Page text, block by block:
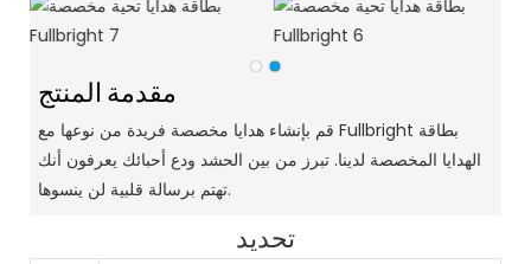
مقدمة المنتج
قم بإنشاء هدايا مخصصة فريدة من نوعها مع Fullbright بطاقة
الهدايا المخصصة لدينا. تبرز من بين الحشد ودع أحبائك يعرفون أنك
تهتم برسالة قلبية لن ينسوها.
تحديد